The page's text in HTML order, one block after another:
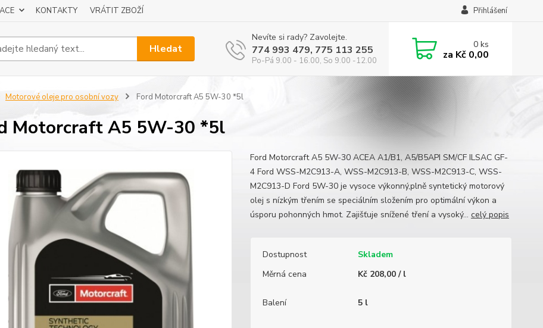
KONTAKTY VRÁTIT ZBOŽÍ Přihlášení
Hledat
Nevíte si rady? Zavolejte.
774 993 479, 775 113 255
Po-Pá 9.00 - 16.00, So 9.00 -12.00
0ks
za Kč 0,00
Motorové oleje pro osobní vozy Ford Motorcraft A5 5W-30 *5l
Motorcraft A5 5W-30 *5l
Ford Motorcraft A5 5W-30 ACEA A1/B1, A5/B5API SM/CF ILSAC GF-
4 Ford WSS-M2C913-A, WSS-M2C913-B, WSS-M2C913-C, WSS-
M2C913-D Ford 5W-30 je vysoce výkonný,plně syntetický motorový
olej s nízkým třením se speciálním složením pro optimální výkon a
úsporu pohonných hmot. Zajišťuje snížené tření a vysoký... celý popis
Dostupnost
Skladem
Měrná cena
Kč 208,00 / l
Balení 5 l